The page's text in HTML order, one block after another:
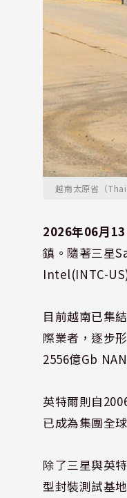
越南太原省（
2026年06月13
鎮。隨著三星
Intel(INTC-
目前越南已集
際業者，逐步
2556億Gb
英特爾則自
已成為集團全
除了三星與英
型封裝測試基